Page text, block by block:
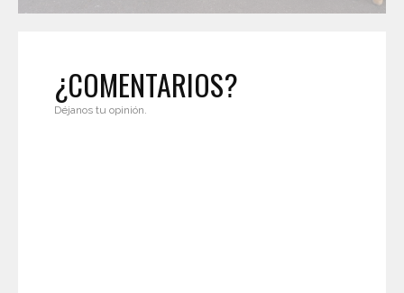
¿COMENTARIOS?
Déjanos tu opinión.